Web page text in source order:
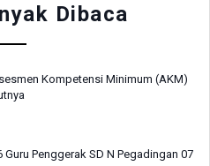
Dibaca
Kompetensi Minimum (AKM)
Guru Penggerak SD N Pegadingan 07